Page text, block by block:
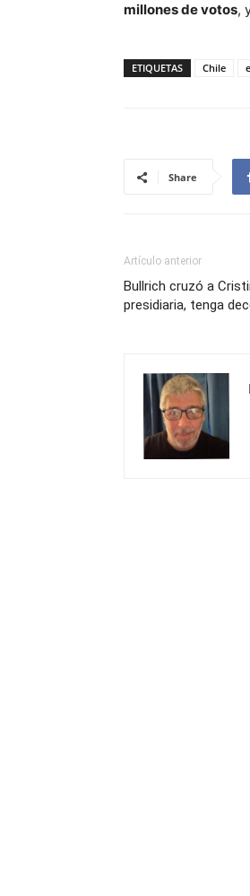
millones de votos,
ETIQUETAS Chile
Share
Artículo anterior
Bullrich cruzó a
presidiaria, tenga